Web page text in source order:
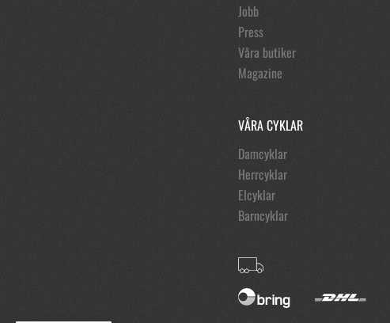
Jobb
Press
Våra butiker
Magazine
VÅRA CYKLAR
Damcyklar
Herrcyklar
Elcyklar
Barncyklar